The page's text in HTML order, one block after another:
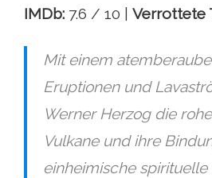
IMDb: 7.6 / 10 | Verrottete
Mit einem
Eruptionen und
Werner Herzog die
Vulkane und ihre
einheimische spirituelle